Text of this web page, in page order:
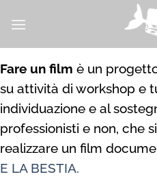
Fare un film è un
su attività di workshop e
individuazione e al
professionisti e non, che
realizzare un film
E LA BESTIA.